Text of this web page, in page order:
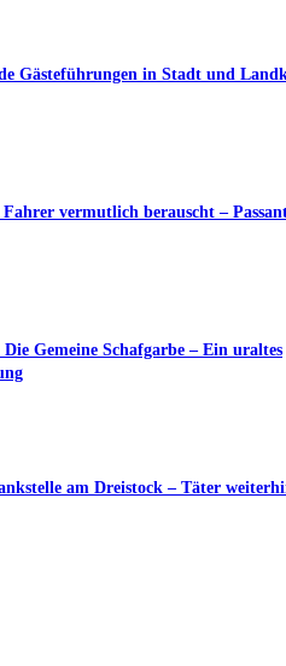
Gästeführungen in Stadt und
vermutlich berauscht –
Gemeine Schafgarbe – Ein uraltes
am Dreistock – Täter